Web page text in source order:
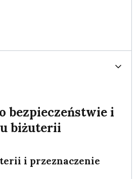
bezpieczeństwie i
biżuterii
i przeznaczenie